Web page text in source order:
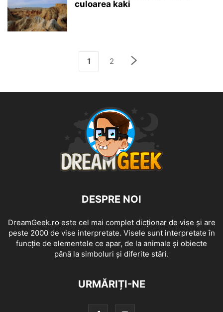
culoarea kaki
1 2
DESPRE NOI
DreamGeek.ro este cel mai complet dicționar de vise și are
peste 2000 de vise interpretate. Visele sunt interpretate în
funcție de elementele ce apar, de la animale și obiecte
până la simboluri și diferite stări.
URMĂRIȚI-NE